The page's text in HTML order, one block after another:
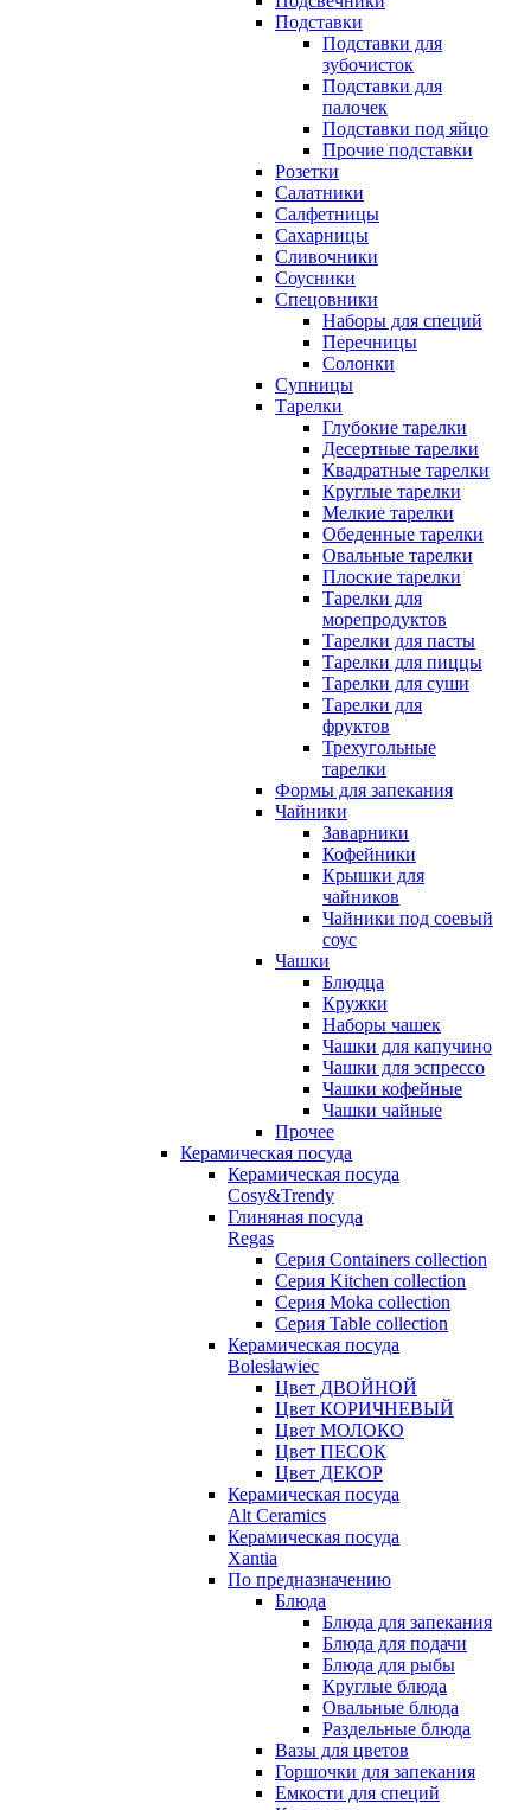
Подставки
Подставки для
зубочисток
Подставки для
палочек
Подставки под яйцо
Прочие подставки
Розетки
Салатники
Салфетницы
Сахарницы
Сливочники
Соусники
Спецовники
Наборы для специй
Перечницы
Солонки
Супницы
Тарелки
Глубокие тарелки
Десертные тарелки
Квадратные тарелки
Круглые тарелки
Мелкие тарелки
Обеденные тарелки
Овальные тарелки
Плоские тарелки
Тарелки для
морепродуктов
Тарелки для пасты
Тарелки для пиццы
Тарелки для суши
Тарелки для
фруктов
Трехугольные
тарелки
Формы для запекания
Чайники
Заварники
Кофейники
Крышки для
чайников
Чайники под соевый
соус
Чашки
Блюдца
Кружки
Наборы чашек
Чашки для капучино
Чашки для эспрессо
Чашки кофейные
Чашки чайные
Прочее
Керамическая посуда
Керамическая посуда
Cosy&Trendy
Глиняная посуда
Regas
Серия Containers collection
Серия Kitchen collection
Серия Moka collection
Серия Table collection
Керамическая посуда
Bolesławiec
Цвет ДВОЙНОЙ
Цвет КОРИЧНЕВЫЙ
Цвет МОЛОКО
Цвет ПЕСОК
Цвет ДЕКОР
Керамическая посуда
Alt Ceramics
Керамическая посуда
Xantia
По предназначению
Блюда
Блюда для запекания
Блюда для подачи
Блюда для рыбы
Круглые блюда
Овальные блюда
Раздельные блюда
Вазы для цветов
Горшочки для запекания
Емкости для специй